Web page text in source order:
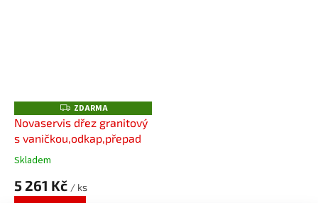
Z
D
A
R
M
ZDARMA
Novaservis dřez granitový
s vaničkou,odkap,přepad
Skladem
5 261 Kč / ks